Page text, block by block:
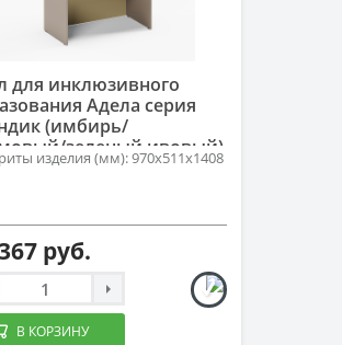
для инклюзивного
Адела серия
(имбирь/
зеленый ивовый)
изделия (мм): 970х511х1408
руб.
В КОРЗИНУ